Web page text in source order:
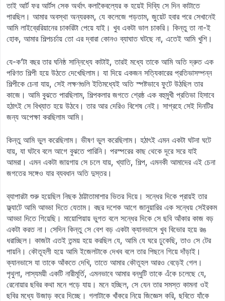
তাই আর্ট ফর আর্টস সেক অর্থাৎ কলাকৈবল্যের ক হয়েই দিব্যি সে দিন কাটাতে
পারছিল। আমার অবস্থা অন্যরকম, যে কলেজে পড়তাম, জুয়েট হবার পরে সেখানেই
আমি লাইব্রেরিয়ানের চাকরিটা পেয়ে যাই। খুব একটা ভাল চাকরি। কিন্তু তা না-ই
হোক, আমার শিল্পচর্চায় তো এর দ্বারা কোনও ব্যাঘাত ঘটছে না, এতেই আমি খুশি।
যে-ক’টা বছর তার ঘনিষ্ঠ সান্নিধ্যে কাটাই, তারই মধ্যে তাকে আমি অতি দ্রুত এক
পরিণত শিল্পী হয়ে উঠতে দেখেছিলাম। যা দিয়ে একজন সত্যিকারের প্রতিভাসম্পন্ন
শিল্পীকে চেনা যায়, সেই লক্ষণগুলি ইতিমধ্যেই অতি স্পষ্টভাবে ফুটে উঠছিল তার
কাজে। আমি বুঝতে পারছিলাম, শিল্পকলার জগতে শ্রেষ্ঠ এক বহুমুখী প্রতিভা হিসাবে
হঠাৎই সে বিখ্যাত হয়ে উঠবে। তার আর দেরিও বিশেষ নেই। সাগ্রহে সেই দিনটির
জন্য অপেক্ষা করছিলাম আমি।
কিন্তু আমি ভুল করেছিলাম। ভীষণ ভুল করেছিলাম। হঠাৎই এমন একটা ঘটনা ঘটে
যায়, যা ঘটবে বলে আগে বুঝতে পারিনি। পরস্পরের কাছ থেকে দূরে সরে যাই
আমরা। এমন একটা জায়গায় সে চলে যায়, খ্যাতি, শিল্প, এমনকী আমাদের এই চেনা
জগতের সঙ্গেও যার ব্যবধান অতি দুস্তর।
ব্যাপারটা শুরু হয়েছিল নিছক ঠাট্টাতামাশার ভিতর দিয়ে। সন্ধের দিকে প্রায়ই তার
ফ্ল্যাটে আমি আড্ডা দিতে যেতাম। বছর দশেক আগে জানুয়ারির এক সন্ধেয় সেইরকম
আড্ডা দিতে গিয়েছি। মায়োপিয়ায় ভুগত বলে সন্ধের দিকে সে ছবি আঁকার কাজ বড়
একটা করত না। সেদিন কিন্তু সে বেশ বড় একটা ক্যানভাসে খুব বিভোর হয়ে রঙ
ধরাচ্ছিল। কাজটা এতই তন্ময় হয়ে করছিল যে, আমি যে ঘরে ঢুকেছি, তাও সে টের
পায়নি। কৌতূহলী হয়ে আমি ইজেলটাকে দেখব বলে তার পিছনে গিয়ে দাঁড়াই।
ক্যানভাসে যা তাকে আঁকতে দেখি, তাতে আমার কৌতূহল আরও বেড়েই গেল।
পৃথুলা, লাস্যময়ী একটি নারীমূর্তি, এমনভাবে আমার বন্ধুটি তাকে এঁকে চলেছে যে,
রেনোয়ার ছবির কথা মনে পড়ে যায়। মনে হচ্ছিল, সে যেন তার সমস্ত কামনা ওই
ছবির মধ্যে উজাড় করে দিচ্ছে। গলাটাকে খাঁকরে নিয়ে জিজ্ঞেস করি, ছবিতে যাঁকে